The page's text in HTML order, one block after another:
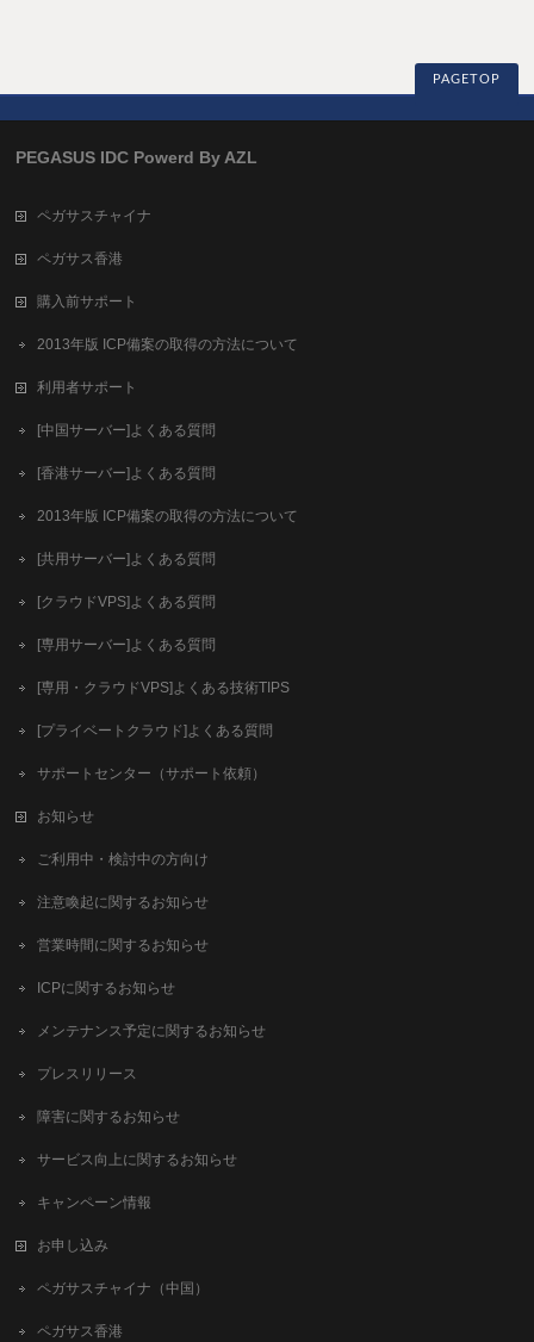
PAGETOP
PEGASUS IDC Powerd By AZL
ペガサスチャイナ
ペガサス香港
購入前サポート
2013年版 ICP備案の取得の方法について
利用者サポート
[中国サーバー]よくある質問
[香港サーバー]よくある質問
2013年版 ICP備案の取得の方法について
[共用サーバー]よくある質問
[クラウドVPS]よくある質問
[専用サーバー]よくある質問
[専用・クラウドVPS]よくある技術TIPS
[プライベートクラウド]よくある質問
サポートセンター（サポート依頼）
お知らせ
ご利用中・検討中の方向け
注意喚起に関するお知らせ
営業時間に関するお知らせ
ICPに関するお知らせ
メンテナンス予定に関するお知らせ
プレスリリース
障害に関するお知らせ
サービス向上に関するお知らせ
キャンペーン情報
お申し込み
ペガサスチャイナ（中国）
ペガサス香港